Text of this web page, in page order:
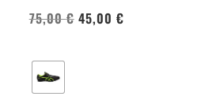
75,00€ 45,00 €
essere
nella
pagina